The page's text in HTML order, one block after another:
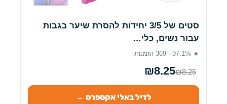
סטים של 3/5 יחידות להסרת שיער בגבות
עבור נשים, כלי…
★ 97.1% · 369 הזמנות
₪8.25₪8.25
לדיל באלי אקספרס ←